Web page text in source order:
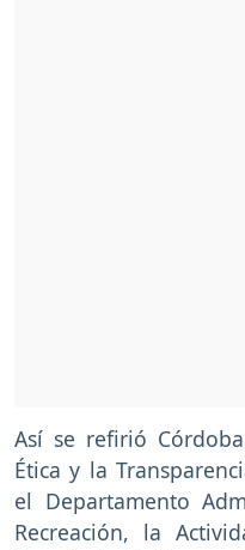
Así se refirió
Ética y la
el Departamento
Recreación, la